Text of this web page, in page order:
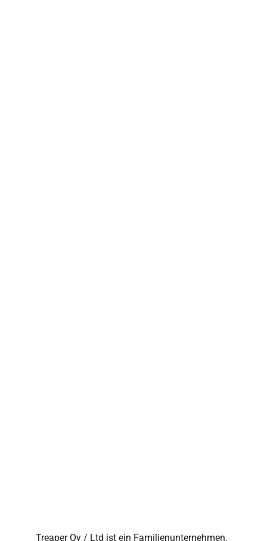
Treaper Oy / Ltd ist ein Familienunternehmen,